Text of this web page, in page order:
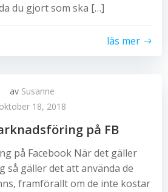
du gjort som ska […]
läs mer
av Susanne
oktober 18, 2018
på FB
på Facebook När det gäller
så gäller det att använda de
framförallt om de inte kostar